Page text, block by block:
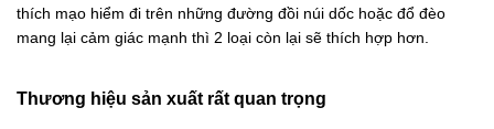
thích mạo hiểm đi trên những đường đồi núi dốc hoặc đổ đèo
mang lại cảm giác mạnh thì 2 loại còn lại sẽ thích hợp hơn.
Thương hiệu sản xuất rất quan trọng